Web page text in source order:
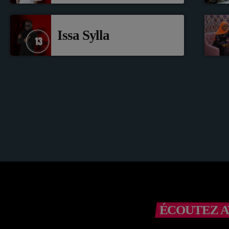
Issa Sylla
ÉCOUTEZ